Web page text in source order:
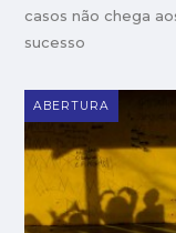
casos não chega
sucesso
ABERTURA